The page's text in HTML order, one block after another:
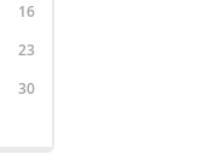
16
23
30